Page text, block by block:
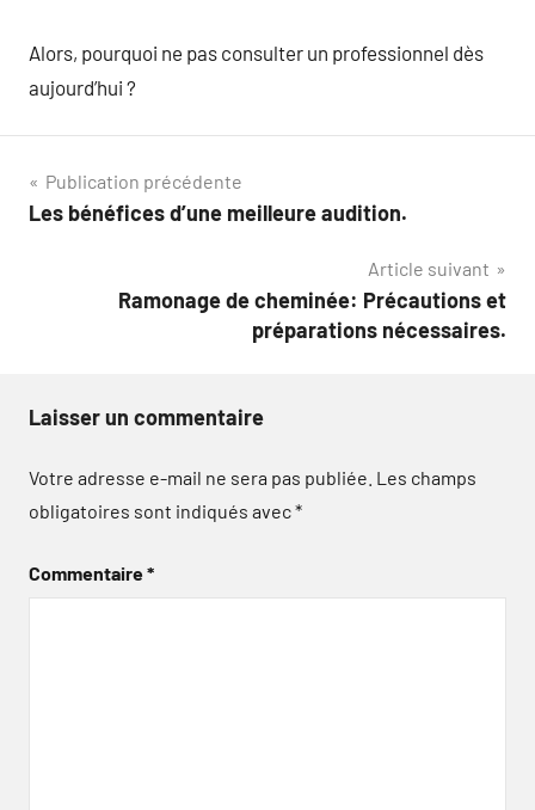
Alors, pourquoi ne pas consulter un professionnel dès
aujourd’hui ?
Navigation
de
Publication précédente
Les bénéfices d’une meilleure audition.
Article suivant
Ramonage de cheminée: Précautions et
préparations nécessaires.
Laisser un commentaire
Votre adresse e-mail ne sera pas publiée. Les champs
obligatoires sont indiqués avec*
Commentaire*